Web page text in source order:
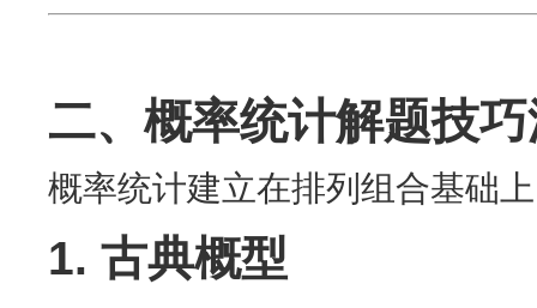
二、概率统计解题技
概率统计建立在排列组合基础
1. 古典概型